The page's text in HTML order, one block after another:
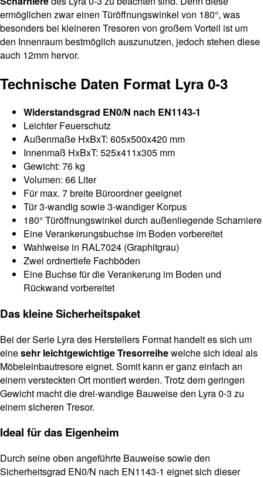
ermöglichen zwar einen Türöffnungswinkel von 180°, was
besonders bei kleineren Tresoren von großem Vorteil ist um
den Innenraum bestmöglich auszunutzen, jedoch stehen diese
auch 12mm hervor.
Technische Daten Format Lyra 0-3
Widerstandsgrad EN0/N nach EN1143-1
Leichter Feuerschutz
Außenmaße HxBxT: 605x500x420 mm
Innenmaß HxBxT: 525x411x305 mm
Gewicht: 76 kg
Volumen: 66 Liter
Für max. 7 breite Büroordner geeignet
Tür 3-wandig sowie 3-wandiger Korpus
180° Türöffnungswinkel durch außenliegende Scharniere
Eine Verankerungsbuchse im Boden vorbereitet
Wahlweise in RAL7024 (Graphitgrau)
Zwei ordnertiefe Fachböden
Eine Buchse für die Verankerung im Boden und
Rückwand vorbereitet
Das kleine Sicherheitspaket
Bei der Serie Lyra des Herstellers Format handelt es sich um
einesehr leichtgewichtige Tresorreihewelche sich ideal als
Möbeleinbautresore eignet. Somit kann er ganz einfach an
einem versteckten Ort montiert werden. Trotz dem geringen
Gewicht macht die drei-wandige Bauweise den Lyra 0-3 zu
einem sicheren Tresor.
Ideal für das Eigenheim
Durch seine oben angeführte Bauweise sowie den
Sicherheitsgrad EN0/N nach EN1143-1 eignet sich dieser